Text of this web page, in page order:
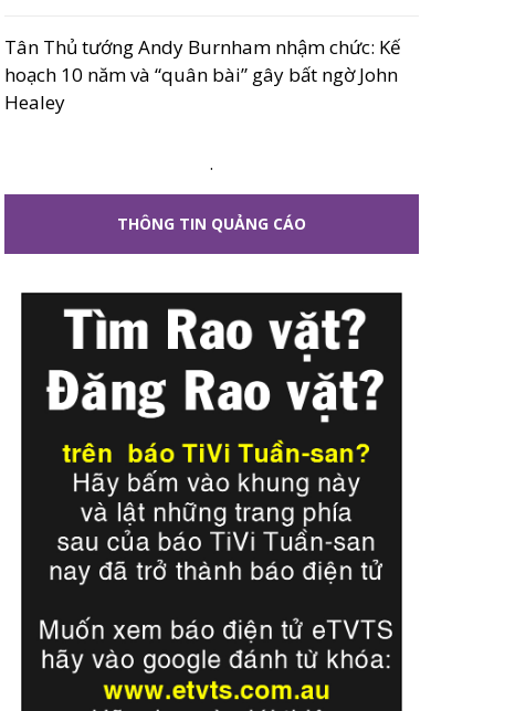
Tân Thủ tướng Andy Burnham nhậm chức: Kế
hoạch 10 năm và “quân bài” gây bất ngờ John
Healey
.
THÔNG TIN QUẢNG CÁO